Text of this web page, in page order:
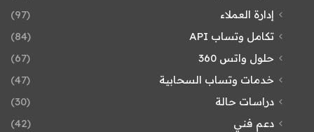
إدارة العملاء
(97)
تكامل وتساب API
(84)
حلول واتس 360
(67)
خدمات وتساب السحابية
(47)
دراسات حالة
(30)
دعم فني
(42)